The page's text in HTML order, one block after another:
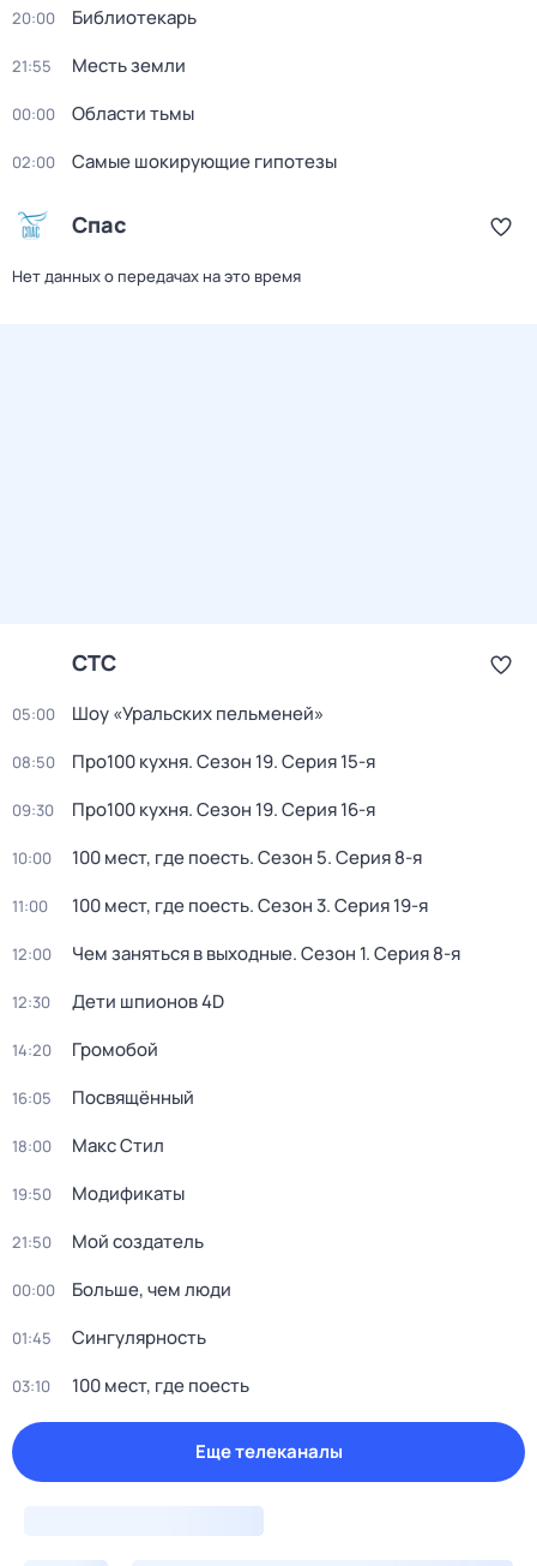
20:00 Библиотекарь
21:55 Месть земли
00:00 Области тьмы
02:00 Самые шoкиpующие гипотезы
Спас
Нет данных о передачах на это время
СТС
05:00 Шоу «Уральских пельменей»
08:50 Про100 кухня. Сезон 19. Серия 15-я
09:30 Про100 кухня. Сезон 19. Серия 16-я
10:00 100 мест, где поесть. Сезон 5. Серия 8-я
11:00 100 мест, где поесть. Сезон 3. Серия 19-я
12:00 Чем заняться в выходные. Сезон 1. Серия 8-я
12:30 Дети шпионов 4D
14:20 Громобой
16:05 Посвящённый
18:00 Макс Стил
19:50 Модификаты
21:50 Мой создатель
00:00 Больше, чем люди
01:45 Сингулярность
03:10 100 мест, где поесть
Еще телеканалы